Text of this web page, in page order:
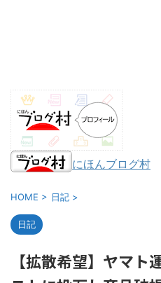
にほんブログ村
HOME > 日記 >
日記
【拡散希望】ヤマ